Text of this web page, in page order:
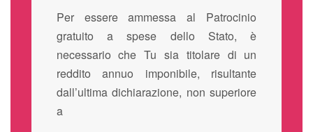
Per essere ammessa al Patrocinio
gratuito a spese dello Stato, è
necessario che Tu sia titolare di un
reddito annuo imponibile, risultante
dall’ultima dichiarazione, non superiore
a